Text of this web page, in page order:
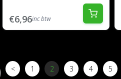
€6,96inc btw
< 1 2 3 4 5